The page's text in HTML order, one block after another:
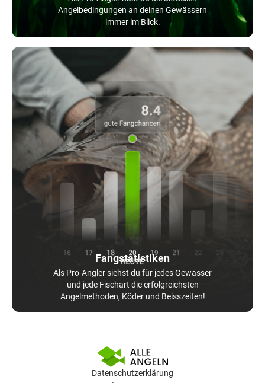
Angelbedingungen an deinen Gewässern
immer im Blick.
Fangstatistiken
Als Pro-Angler siehst du für jedes Gewässer
und jede Fischart die erfolgreichsten
Angelmethoden, Köder und Beisszeiten!
Datenschutzerklärung